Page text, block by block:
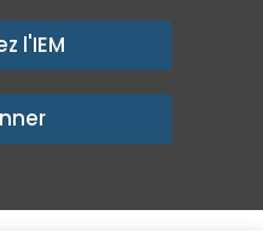
l'IEM